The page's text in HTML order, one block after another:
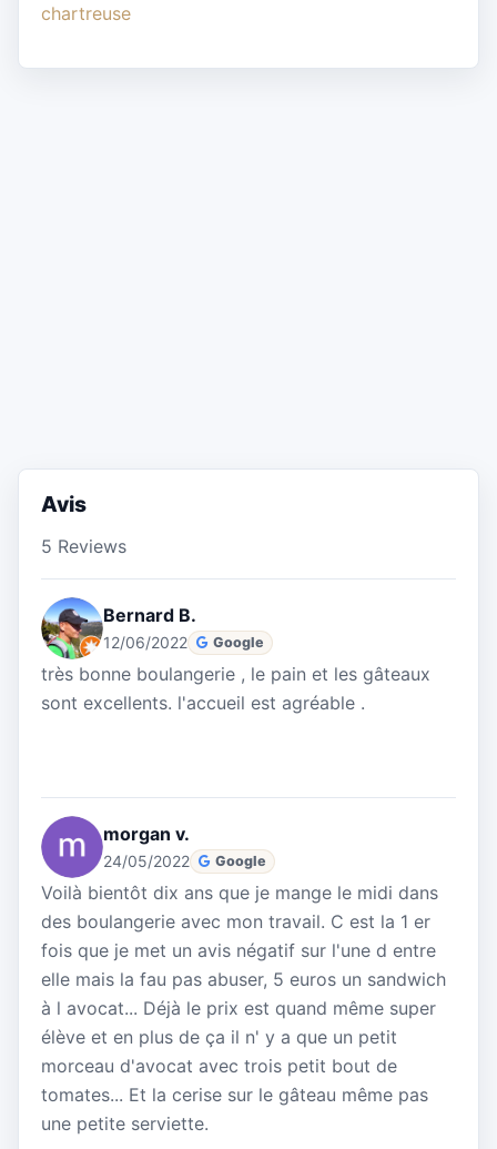
chartreuse
Avis
5 Reviews
Bernard B.
12/06/2022 Google
très bonne boulangerie , le pain et les gâteaux
sont excellents. l'accueil est agréable .
morgan v.
24/05/2022 Google
Voilà bientôt dix ans que je mange le midi dans
des boulangerie avec mon travail. C est la 1 er
fois que je met un avis négatif sur l'une d entre
elle mais la fau pas abuser, 5 euros un sandwich
à l avocat... Déjà le prix est quand même super
élève et en plus de ça il n' y a que un petit
morceau d'avocat avec trois petit bout de
tomates... Et la cerise sur le gâteau même pas
une petite serviette.